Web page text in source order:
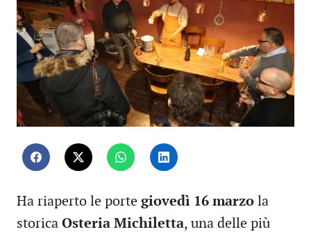
Ha riaperto le porte giovedì 16 marzo la
storica Osteria Michiletta, una delle più